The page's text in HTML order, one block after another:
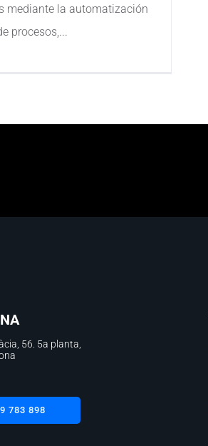
mediante la automatización
procesos,
56. 5a planta
783 898